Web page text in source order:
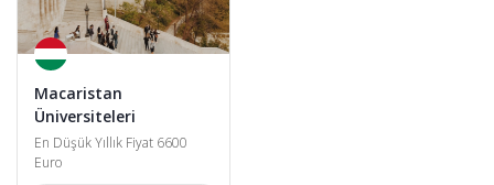
Macaristan
Üniversiteleri
En Düşük Yıllık Fiyat 6600
Euro